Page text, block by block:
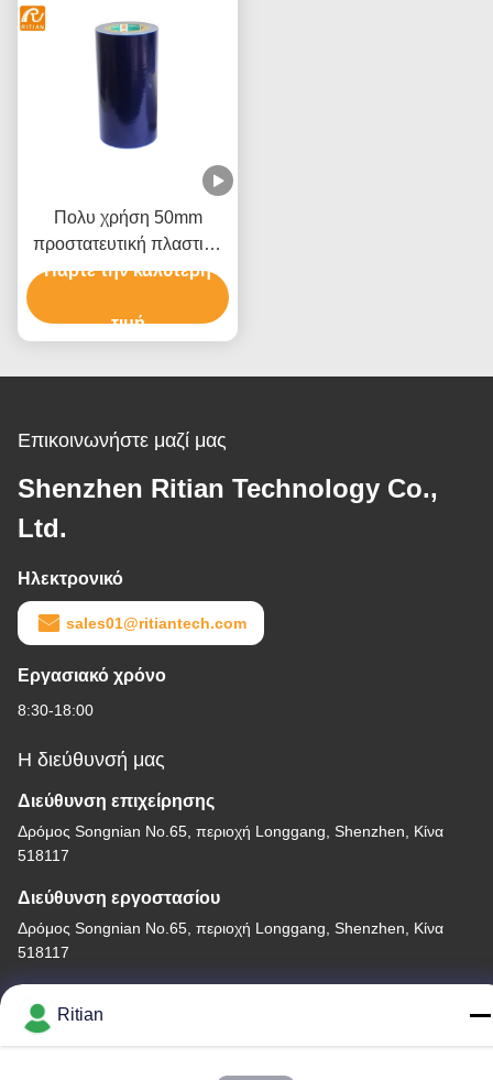
Πολυ χρήση 50mm
προστατευτική πλαστική
ταινία για το τύλιγμα
Πάρτε την καλύτερη
τιμή
Επικοινωνήστε μαζί μας
Shenzhen Ritian Technology Co.,
Ltd.
Ηλεκτρονικό
sales01@ritiantech.com
Εργασιακό χρόνο
8:30-18:00
Η διεύθυνσή μας
Διεύθυνση επιχείρησης
Δρόμος Songnian No.65, περιοχή Longgang, Shenzhen, Κίνα
518117
Διεύθυνση εργοστασίου
Δρόμος Songnian No.65, περιοχή Longgang, Shenzhen, Κίνα
518117
+86-755-84080323
Ritian